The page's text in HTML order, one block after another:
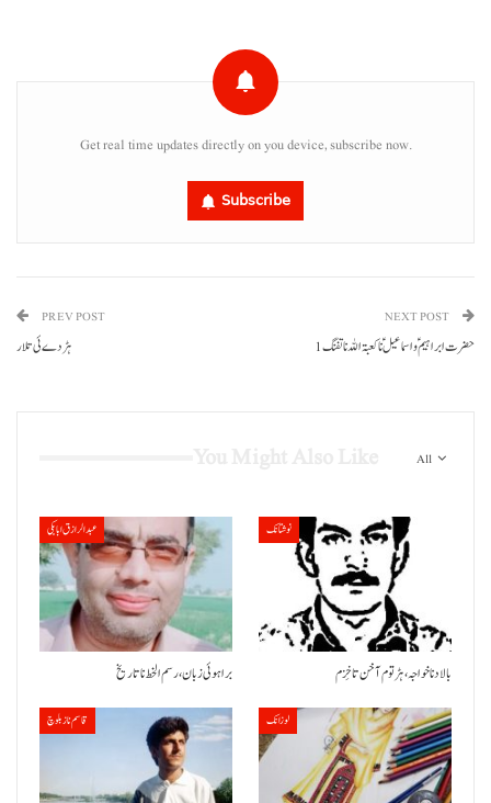
Get real time updates directly on you device, subscribe now.
Subscribe
PREV POST
ہڑدے ئی تلار
NEXT POST
حضرت ابراہیم ؑ و اسماعیل ؑ نا کعبۃ اللہ نا تفنگ 1
All
عبدالرازق ابابکی
براہوئی زبان ،رسم الخط نا تاریخ
نوشتانک
بالاد نا خواجہ، ہڑتوم آ خن تا خِزم
قاسم ناز بلوچ لوزانک